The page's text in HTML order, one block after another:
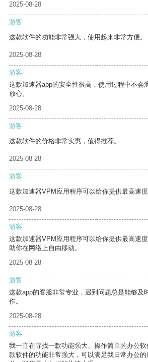
2025-08-28
游客
这款软件的功能非常强大，使用起来非常方便。
2025-08-28
游客
这款加速器app的安全性很高，使用过程中不会
放心。
2025-08-28
游客
这款软件的价格非常实惠，值得推荐。
2025-08-28
游客
这款加速器VPM应用程序可以给你提供最高速度
2025-08-28
游客
这款加速器VPM应用程序可以给你提供最高速
助你在网络上自由移动。
2025-08-28
游客
这款app的客服非常专业，遇到问题总是能够及
作。
2025-08-28
游客
我一直在寻找一款功能强大、操作简单的办公
款软件的功能非常强大，可以满足我日常办公